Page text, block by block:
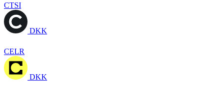
CTSI
DKK
CELR
DKK